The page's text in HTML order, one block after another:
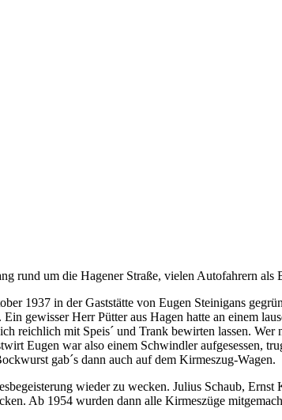
rund um die Hagener Straße, vielen Autofahrern
1937 in der Gaststätte von Eugen Steinigans
gewisser Herr Pütter aus Hagen hatte an einem
reichlich mit Speis´ und Trank bewirten lassen.
Eugen war also einem Schwindler aufgesessen,
gab´s dann auch auf dem Kirmeszug-Wagen.
wieder zu wecken. Julius Schaub,
Ab 1954 wurden dann alle Kirmeszüge